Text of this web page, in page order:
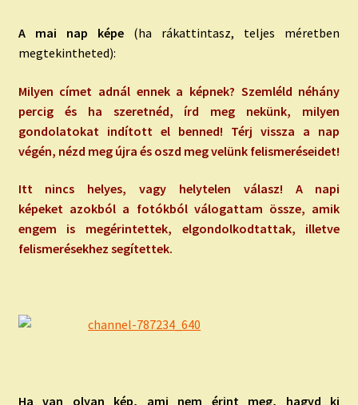
A mai nap képe (ha rákattintasz, teljes méretben
megtekintheted):
Milyen címet adnál ennek a képnek? Szemléld néhány
percig és ha szeretnéd, írd meg nekünk, milyen
gondolatokat indított el benned! Térj vissza a nap
végén, nézd meg újra és oszd meg velünk felismeréseidet!
Itt nincs helyes, vagy helytelen válasz! A napi
képeket azokból a fotókból válogattam össze, amik
engem is megérintettek, elgondolkodtattak, illetve
felismerésekhez segítettek.
Ha van olyan kép, ami nem érint meg, hagyd ki